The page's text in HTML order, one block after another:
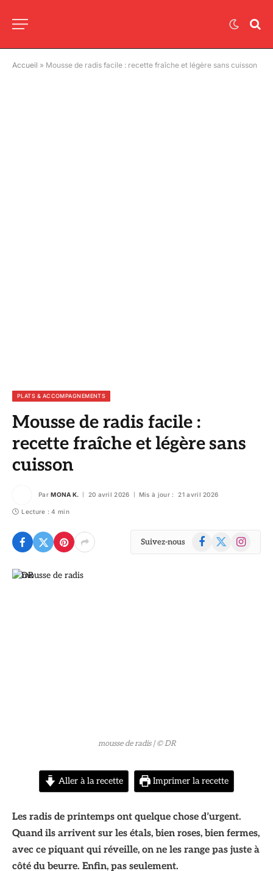
Accueil » Mousse de radis facile : recette fraîche et légère sans cuisson
PLATS & ACCOMPAGNEMENTS
Mousse de radis facile :
recette fraîche et légère sans
cuisson
Par MONA K. 20 avril 2026 Mis à jour : 21 avril 2026
Lecture : 4 min
Suivez-nous Facebook
X
Instagram
© DR
mousse de radis | © DR
Aller à la recette Imprimer la recette
Les radis de printemps ont quelque chose d’urgent.
Quand ils arrivent sur les étals, bien roses, bien fermes,
avec ce piquant qui réveille, on ne les range pas juste à
côté du beurre. Enfin, pas seulement.